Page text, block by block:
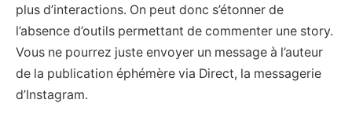
plus d’interactions. On peut donc s’étonner de
l’absence d’outils permettant de commenter une story.
Vous ne pourrez juste envoyer un message à l’auteur
de la publication éphémère via Direct, la messagerie
d’Instagram.